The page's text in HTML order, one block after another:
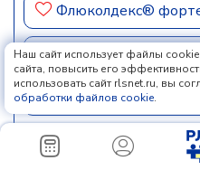
Флюколдекс®
Флюколдекс®-С
Флюкомп® 0.001
ФЛЮСТИ® МАКС
Наш сайт использует файлы
сайта, повысить его
использовать сайт rlsnet.ru, вы
обработки файлов cookie.